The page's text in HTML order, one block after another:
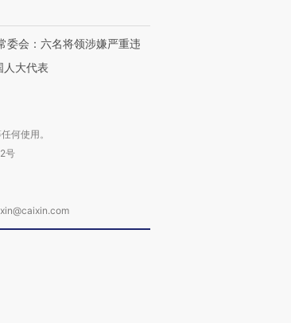
委会：六名将领涉嫌严重违
人大代表
何使用。
号